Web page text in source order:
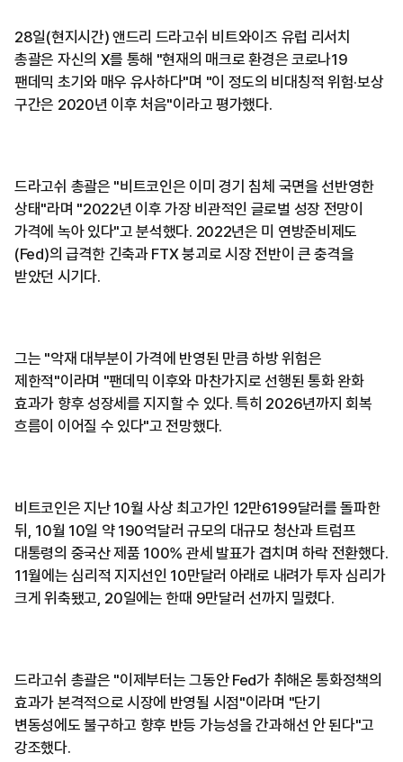
28일(현지시간) 앤드리 드라고쉬 비트와이즈 유럽 리서치
총괄은 자신의 X를 통해 "현재의 매크로 환경은 코로나19
팬데믹 초기와 매우 유사하다"며 "이 정도의 비대칭적 위험·보상
구간은 2020년 이후 처음"이라고 평가했다.
드라고쉬 총괄은 "비트코인은 이미 경기 침체 국면을 선반영한
상태"라며 "2022년 이후 가장 비관적인 글로벌 성장 전망이
가격에 녹아 있다"고 분석했다. 2022년은 미 연방준비제도
(Fed)의 급격한 긴축과 FTX 붕괴로 시장 전반이 큰 충격을
받았던 시기다.
그는 "악재 대부분이 가격에 반영된 만큼 하방 위험은
제한적"이라며 "팬데믹 이후와 마찬가지로 선행된 통화 완화
효과가 향후 성장세를 지지할 수 있다. 특히 2026년까지 회복
흐름이 이어질 수 있다"고 전망했다.
비트코인은 지난 10월 사상 최고가인 12만6199달러를 돌파한
뒤, 10월 10일 약 190억달러 규모의 대규모 청산과 트럼프
대통령의 중국산 제품 100% 관세 발표가 겹치며 하락 전환했다.
11월에는 심리적 지지선인 10만달러 아래로 내려가 투자 심리가
크게 위축됐고, 20일에는 한때 9만달러 선까지 밀렸다.
드라고쉬 총괄은 "이제부터는 그동안 Fed가 취해온 통화정책의
효과가 본격적으로 시장에 반영될 시점"이라며 "단기
변동성에도 불구하고 향후 반등 가능성을 간과해선 안 된다"고
강조했다.